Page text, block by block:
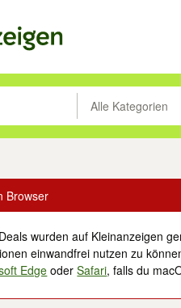
drücken um zuAlle Kategorien
Browser
wurden auf Kleinanzeigen
einwandfrei nutzen zu
Edge oderSafari, falls du